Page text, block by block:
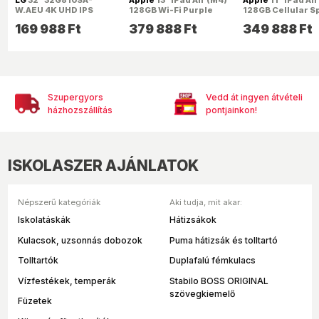
W.AEU 4K UHD IPS
HDMI/DP/USB/USB-
169 988Ft
128GB Wi-Fi Purple
379 888Ft
128GB Cellular
349 888Ft
Szupergyors
házhozszállítás
Vedd át ingyen átvételi
pontjainkon!
ISKOLASZER AJÁNLATOK
Népszerű kategóriák
Iskolatáskák
Kulacsok, uzsonnás dobozok
Tolltartók
Vízfestékek, temperák
Füzetek
Aki tudja, mit akar:
Hátizsákok
Puma hátizsák és tolltartó
Duplafalú fémkulacs
Stabilo BOSS ORIGINAL
szövegkiemelő